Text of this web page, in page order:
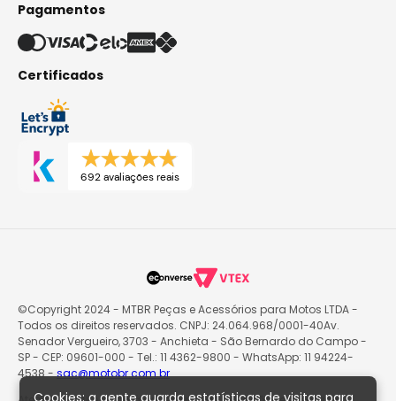
Cookies: a gente guarda estatísticas de visitas para
Pagamentos
Certificados
692 avaliações reais
©Copyright 2024 - MTBR Peças e Acessórios para Motos LTDA -
Todos os direitos reservados. CNPJ: 24.064.968/0001-40Av.
Senador Vergueiro, 3703 - Anchieta - São Bernardo do Campo -
SP - CEP: 09601-000 - Tel.: 11 4362-9800 - WhatsApp: 11 94224-
4538 -sac@motobr.com.br